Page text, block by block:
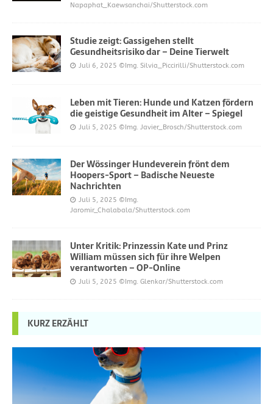
Napaphat_Kaewsanchai/Shutterstock.com
Studie zeigt: Gassigehen stellt
Gesundheitsrisiko dar – Deine Tierwelt
Juli 6, 2025 ©Img. Silvia_Piccirilli/Shutterstock.com
Leben mit Tieren: Hunde und Katzen fördern
die geistige Gesundheit im Alter – Spiegel
Juli 5, 2025 ©Img. Javier_Brosch/Shutterstock.com
Der Wössinger Hundeverein frönt dem
Hoopers-Sport – Badische Neueste
Nachrichten
Juli 5, 2025 ©Img.
Jaromir_Chalabala/Shutterstock.com
Unter Kritik: Prinzessin Kate und Prinz
William müssen sich für ihre Welpen
verantworten – OP-Online
Juli 5, 2025 ©Img. Glenkar/Shutterstock.com
KURZ ERZÄHLT